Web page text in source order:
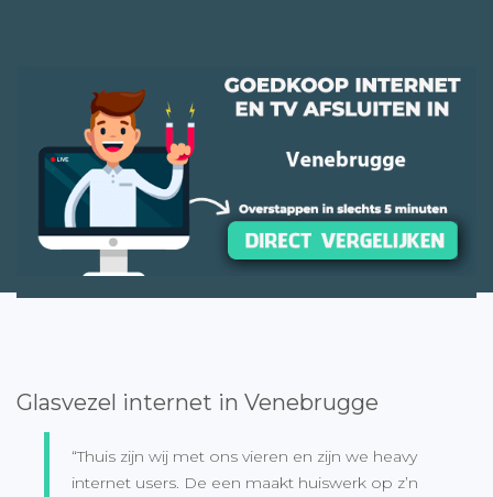
Glasvezel internet in Venebrugge
“Thuis zijn wij met ons vieren en zijn we heavy
internet users. De een maakt huiswerk op z’n